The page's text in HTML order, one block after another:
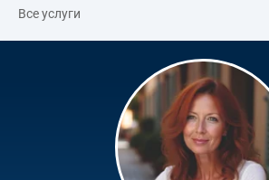
Все услуги